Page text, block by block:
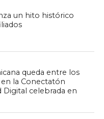
un hito histórico
queda entre los
la Conectatón
Digital celebrada en